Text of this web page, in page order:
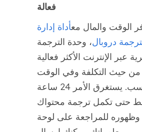
فعالة
الوقت والمال معأداة إدارة
دروبال، وحدة الترجمة
عبر الإنترنت الأكثر فعالية
من حيث التكلفة وفي الوقت
المناسب. يستغرق الأمر 24 ساعة
حتى تكمل ترجمة محتواك
وظهوره للمراجعة على لوحة